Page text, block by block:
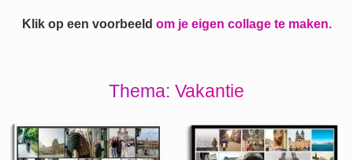
Klik op een voorbeeld om je eigen collage te maken.
Thema: Vakantie